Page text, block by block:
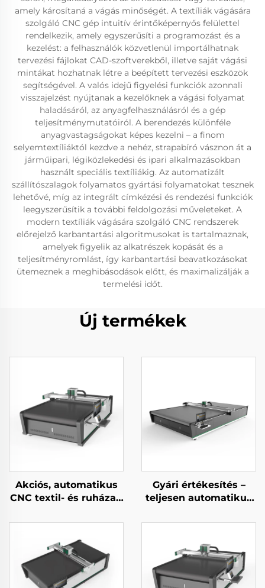
amely károsítaná a vágás minőségét. A textíliák vágására
szolgáló CNC gép intuitív érintőképernyős felülettel
rendelkezik, amely egyszerűsíti a programozást és a
kezelést: a felhasználók közvetlenül importálhatnak
tervezési fájlokat CAD-szoftverekből, illetve saját vágási
mintákat hozhatnak létre a beépített tervezési eszközök
segítségével. A valós idejű figyelési funkciók azonnali
visszajelzést nyújtanak a kezelőknek a vágási folyamat
haladásáról, az anyagfelhasználásról és a gép
teljesítménymutatóiról. A berendezés különféle
anyagvastagságokat képes kezelni – a finom
selyemtextíliáktól kezdve a nehéz, strapabíró vásznon át a
járműipari, légiközlekedési és ipari alkalmazásokban
használt speciális textíliákig. Az automatizált
szállítószalagok folyamatos gyártási folyamatokat tesznek
lehetővé, míg az integrált címkézési és rendezési funkciók
leegyszerűsítik a további feldolgozási műveleteket. A
modern textíliák vágására szolgáló CNC rendszerek
előrejelző karbantartási algoritmusokat is tartalmaznak,
amelyek figyelik az alkatrészek kopását és a
teljesítményromlást, így karbantartási beavatkozásokat
ütemeznek a meghibásodások előtt, és maximalizálják a
termelési időt.
Új termékek
Akciós, automatikus
CNC textil- és ruházati
Gyári értékesítés –
teljesen automatikus
redőnyanyag-vágó,
gép